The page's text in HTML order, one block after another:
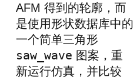
AFM 得到的轮廓，而
是使用形状数据库中的
一个简单三角形
saw_wave 图案，重
新运行仿真，并比较